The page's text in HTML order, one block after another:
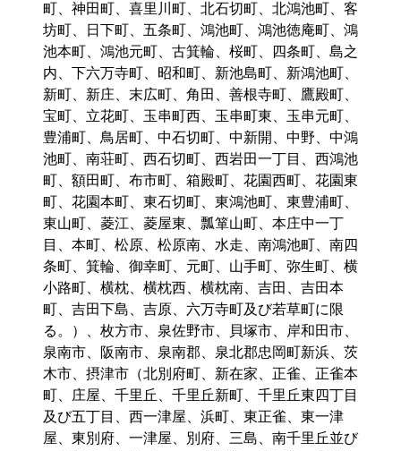
町、神田町、喜里川町、北石切町、北鴻池町、客
坊町、日下町、五条町、鴻池町、鴻池徳庵町、鴻
池本町、鴻池元町、古箕輪、桜町、四条町、島之
内、下六万寺町、昭和町、新池島町、新鴻池町、
新町、新庄、末広町、角田、善根寺町、鷹殿町、
宝町、立花町、玉串町西、玉串町東、玉串元町、
豊浦町、鳥居町、中石切町、中新開、中野、中鴻
池町、南荘町、西石切町、西岩田一丁目、西鴻池
町、額田町、布市町、箱殿町、花園西町、花園東
町、花園本町、東石切町、東鴻池町、東豊浦町、
東山町、菱江、菱屋東、瓢箪山町、本庄中一丁
目、本町、松原、松原南、水走、南鴻池町、南四
条町、箕輪、御幸町、元町、山手町、弥生町、横
小路町、横枕、横枕西、横枕南、吉田、吉田本
町、吉田下島、吉原、六万寺町及び若草町に限
る。）、枚方市、泉佐野市、貝塚市、岸和田市、
泉南市、阪南市、泉南郡、泉北郡忠岡町新浜、茨
木市、摂津市（北別府町、新在家、正雀、正雀本
町、庄屋、千里丘、千里丘新町、千里丘東四丁目
及び五丁目、西一津屋、浜町、東正雀、東一津
屋、東別府、一津屋、別府、三島、南千里丘並び